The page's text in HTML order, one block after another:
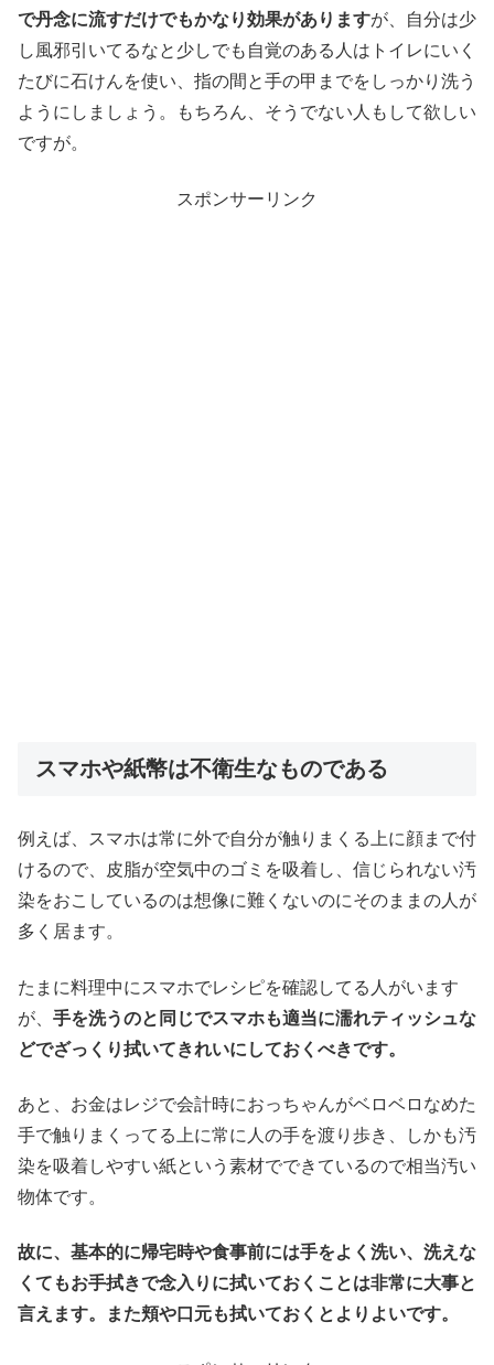
で丹念に流すだけでもかなり効果がありますが、自分は少
し風邪引いてるなと少しでも自覚のある人はトイレにいく
たびに石けんを使い、指の間と手の甲までをしっかり洗う
ようにしましょう。もちろん、そうでない人もして欲しい
ですが。
スポンサーリンク
スマホや紙幣は不衛生なものである
例えば、スマホは常に外で自分が触りまくる上に顔まで付
けるので、皮脂が空気中のゴミを吸着し、信じられない汚
染をおこしているのは想像に難くないのにそのままの人が
多く居ます。
たまに料理中にスマホでレシピを確認してる人がいます
が、 手を洗うのと同じでスマホも適当に濡れティッシュな
どでざっくり拭いてきれいにしておくべきです。
あと、お金はレジで会計時におっちゃんがベロベロなめた
手で触りまくってる上に常に人の手を渡り歩き、しかも汚
染を吸着しやすい紙という素材でできているので相当汚い
物体です。
故に、基本的に帰宅時や食事前には手をよく洗い、洗えな
くてもお手拭きで念入りに拭いておくことは非常に大事と
言えます。また頬や口元も拭いておくとよりよいです。